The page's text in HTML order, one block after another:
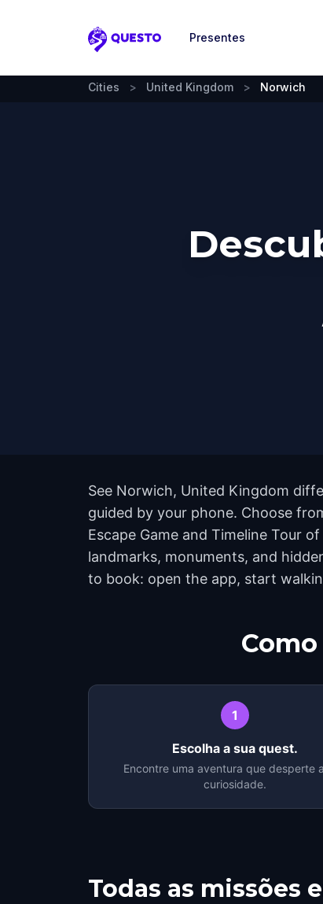
Questo
Presentes
Cities > United Kingdom > Norwich
See Norwich, United Kingdom
guided by your phone. Choose
Escape Game and Timeline Tour
landmarks, monuments, and
to book: open the app, start
1
Escolha a sua quest.
Encontre uma aventura que desperte
curiosidade.
Todas as missões